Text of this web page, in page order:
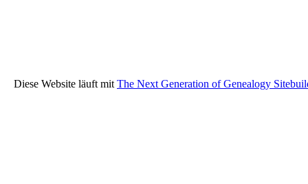
Diese Website läuft mit The Next Generation of Genealogy